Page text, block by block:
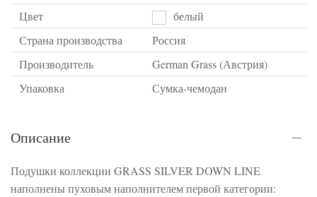
Цвет
белый
Страна производства
Россия
Производитель
German Grass (Австрия)
Упаковка
Сумка-чемодан
Описание
Подушки коллекции GRASS SILVER DOWN LINE
наполнены пуховым наполнителем первой категории: